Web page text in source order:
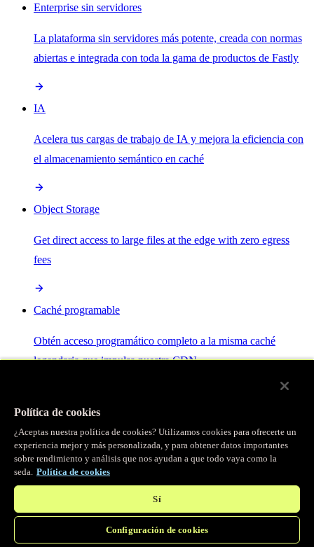
Enterprise sin servidores
La plataforma sin servidores más potente, creada con normas
abiertas e integrada con toda la gama de productos de Fastly
IA
Acelera tus cargas de trabajo de IA y mejora la eficiencia con
el almacenamiento semántico en caché
Object Storage
Get direct access to large files at the edge with zero egress
fees
Caché programable
Obtén acceso programático completo a la misma caché
legendaria que impulsa nuestra CDN.
Servidor MCP
Control por IA para tus servicios Fastly.
Política de cookies
¿Aceptas nuestra política de cookies? Utilizamos cookies para ofrecerte un
experiencia mejor y más personalizada, y para obtener datos importantes
sobre rendimiento y análisis que nos ayudan a que todo vaya como la
seda. Política de cookies
Sí
Configuración de cookies